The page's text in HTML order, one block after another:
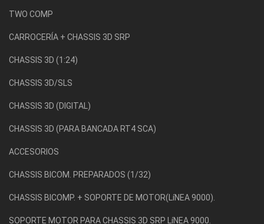
TWO COMP
CARROCERÍA + CHASSIS 3D SRP
CHASSIS 3D (1:24)
CHASSIS 3D/SLS
CHASSIS 3D (DIGITAL)
CHASSIS 3D (PARA BANCADA RT4 SCA)
ACCESORIOS
CHASSIS BICOM. PREPARADOS (1/32)
CHASSIS BICOMP. + SOPORTE DE MOTOR(LíNEA 9000).
SOPORTE MOTOR PARA CHASSIS 3D SRP LíNEA 9000.